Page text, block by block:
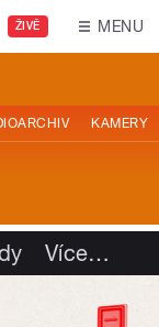
ŽIVĚ MENU
KAMERY
Více…